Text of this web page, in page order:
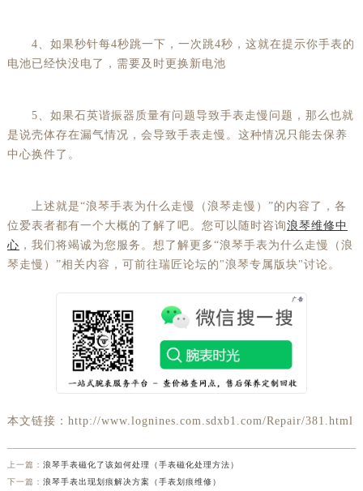
4、如果秒针每4秒跳一下，一次跳4秒，这就在提示你手表的
电池已经快没电了，需要及时更换新电池
5、如果石英谐振器质量有问题导致手表走慢问题，那么也就
是说壳体存在漏气情况，会导致手表走慢。这种情况只能去保养
中心换件了。
上述就是“浪琴手表为什么走慢（浪琴走慢）”的内容了，各
位爱表者都有一个大概的了解了吧。您可以随时咨询浪琴维修中
心 ，我们将竭诚为您服务。想了解更多“浪琴手表为什么走慢（浪
琴走慢）”相关内容，可前往瑞匠论坛的"浪琴专属版块"讨论。
本文链接：http://www.lognines.com.sdxb1.com/Repair/381.html
上一篇： 浪琴手表磁化了该如何处理（手表磁化处理方法）
下一篇： 浪琴手表出现划痕解决方案（手表划痕维修）